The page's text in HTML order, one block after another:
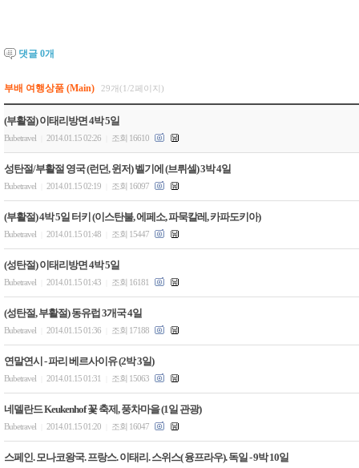
댓글 0개
부배 여행상품 (Main) 29개(1/2페이지)
(부활절) 이태리방면 4박 5일
Bubetravel 2014.01.15 02:26 조회 16610
성탄절/부활절 영국 (런던, 윈저) 벨기에 (브뤼셀) 3박 4일
Bubetravel 2014.01.15 02:19 조회 16097
(부활절) 4박 5일 터키 (이스탄불, 에페소, 파묵칼레, 카파도키아)
Bubetravel 2014.01.15 01:48 조회 15447
(성탄절) 이태리방면 4박 5일
Bubetravel 2014.01.15 01:43 조회 16181
(성탄절, 부활절) 동유럽 3개국 4일
Bubetravel 2014.01.15 01:36 조회 17188
연말연시 - 파리 베르사이유 (2박 3일)
Bubetravel 2014.01.15 01:31 조회 15063
네델란드 Keukenhof 꽃 축제, 풍차마을 (1일 관광)
Bubetravel 2014.01.15 01:20 조회 16047
스페인. 모나코왕국. 프랑스. 이태리. 스위스( 융프라우). 독일 - 9박 10일